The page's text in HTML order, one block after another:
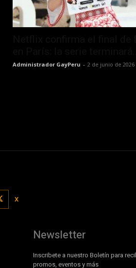
Administrador GayPeru - 2 de junio de 2026
X
Newsletter
Inscribete a nuestro Boletín para
promos, eventos y más